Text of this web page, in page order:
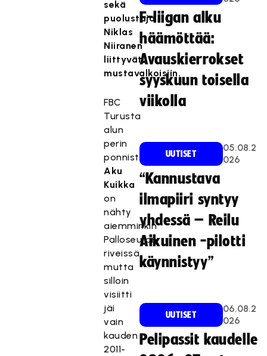
sekä
puolustaja
Niklas
Niiranen
liittyvät
mustavalkoisiin.
FBC
Turusta
alun
perin
ponnistava
Aku
Kuikka
on
nähty
aiemminkin
Palloseuran
riveissä,
mutta
silloin
visiitti
jäi
vain
kauden
2011-
F-liigan alku
häämöttää:
Avauskierrokset
syyskuun toisella
viikolla
UUTISET
05.08.2
026
“Kannustava
ilmapiiri syntyy
yhdessä – Reilu
Aikuinen -pilotti
käynnistyy”
UUTISET
06.08.2
026
Pelipassit kaudelle